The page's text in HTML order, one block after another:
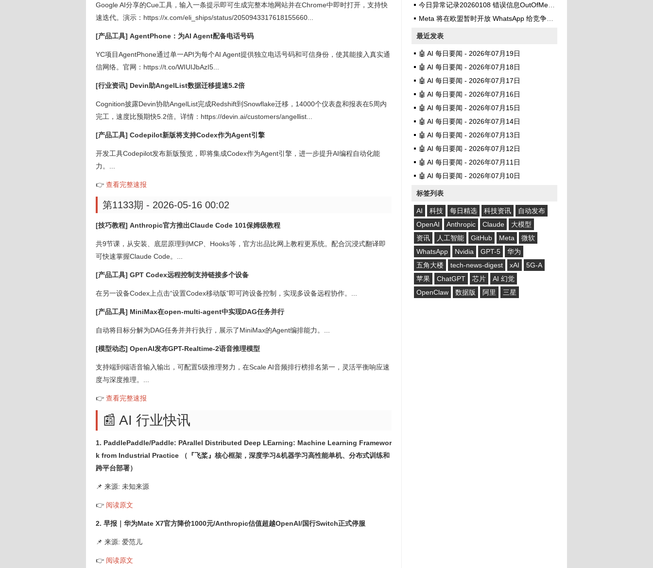
Google AI分享的Cue工具，输入一条提示即可生成完整本地网站并在Chrome中即时打开，支持快
速迭代。演示：https://x.com/eli_ships/status/2050943317618155660...
[产品工具] AgentPhone：为AI Agent配备电话号码
YC项目AgentPhone通过单一API为每个AI Agent提供独立电话号码和可信身份，使其能接入真实通
信网络。官网：https://t.co/WIUIJbAzI5...
[行业资讯] Devin助AngelList数据迁移提速5.2倍
Cognition披露Devin协助AngelList完成Redshift到Snowflake迁移，14000个仪表盘和报表在5周内
完工，速度比预期快5.2倍。详情：https://devin.ai/customers/angellist...
[产品工具] Codepilot新版将支持Codex作为Agent引擎
开发工具Codepilot发布新版预览，即将集成Codex作为Agent引擎，进一步提升AI编程自动化能
力。...
👉 查看完整速报
第1133期 - 2026-05-16 00:02
[技巧教程] Anthropic官方推出Claude Code 101保姆级教程
共9节课，从安装、底层原理到MCP、Hooks等，官方出品比网上教程更系统。配合沉浸式翻译即
可快速掌握Claude Code。...
[产品工具] GPT Codex远程控制支持链接多个设备
在另一设备Codex上点击“设置Codex移动版”即可跨设备控制，实现多设备远程协作。...
[产品工具] MiniMax在open-multi-agent中实现DAG任务并行
自动将目标分解为DAG任务并并行执行，展示了MiniMax的Agent编排能力。...
[模型动态] OpenAI发布GPT-Realtime-2语音推理模型
支持端到端语音输入输出，可配置5级推理努力，在Scale AI音频排行榜排名第一，灵活平衡响应速
度与深度推理。...
👉 查看完整速报
📰 AI 行业快讯
1. PaddlePaddle/Paddle: PArallel Distributed Deep LEarning: Machine Learning Framewor
k from Industrial Practice （『飞桨』核心框架，深度学习&机器学习高性能单机、分布式训练和
跨平台部署）
📌 来源: 未知来源
👉 阅读原文
2. 早报｜华为Mate X7官方降价1000元/Anthropic估值超越OpenAI/国行Switch正式停服
📌 来源: 爱范儿
👉 阅读原文
今日异常记录20260108 错误信息OutOfMemoryError: unable to create new native thread
Meta 将在欧盟暂时开放 WhatsApp 给竞争对手 AI 聊天机器人
最近发表
🤖 AI 每日要闻 - 2026年07月19日
🤖 AI 每日要闻 - 2026年07月18日
🤖 AI 每日要闻 - 2026年07月17日
🤖 AI 每日要闻 - 2026年07月16日
🤖 AI 每日要闻 - 2026年07月15日
🤖 AI 每日要闻 - 2026年07月14日
🤖 AI 每日要闻 - 2026年07月13日
🤖 AI 每日要闻 - 2026年07月12日
🤖 AI 每日要闻 - 2026年07月11日
🤖 AI 每日要闻 - 2026年07月10日
标签列表
AI 科技 每日精选 科技资讯
自动发布
OpenAI
Anthropic Claude
大模型
资讯
人工智能 GitHub Meta
微软
WhatsApp
Nvidia GPT-5
华为
五角大楼
tech-news-digest xAI
5G-A
苹果
ChatGPT 芯片
AI 幻觉
OpenClaw
数据版 阿里 三星